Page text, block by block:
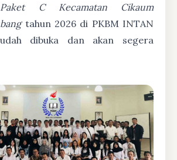
C Kecamatan Cikaum
tahun 2026 di PKBM INTAN
dibuka dan akan segera